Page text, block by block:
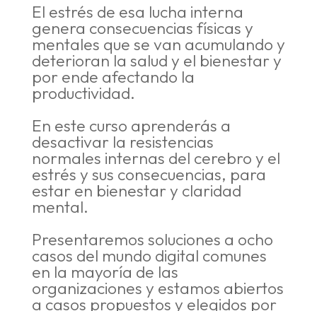
El estrés de esa lucha interna
genera consecuencias físicas y
mentales que se van acumulando y
deterioran la salud y el bienestar y
por ende afectando la
productividad.
En este curso aprenderás a
desactivar la resistencias
normales internas del cerebro y el
estrés y sus consecuencias, para
estar en bienestar y claridad
mental.
Presentaremos soluciones a ocho
casos del mundo digital comunes
en la mayoría de las
organizaciones y estamos abiertos
a casos propuestos y elegidos por